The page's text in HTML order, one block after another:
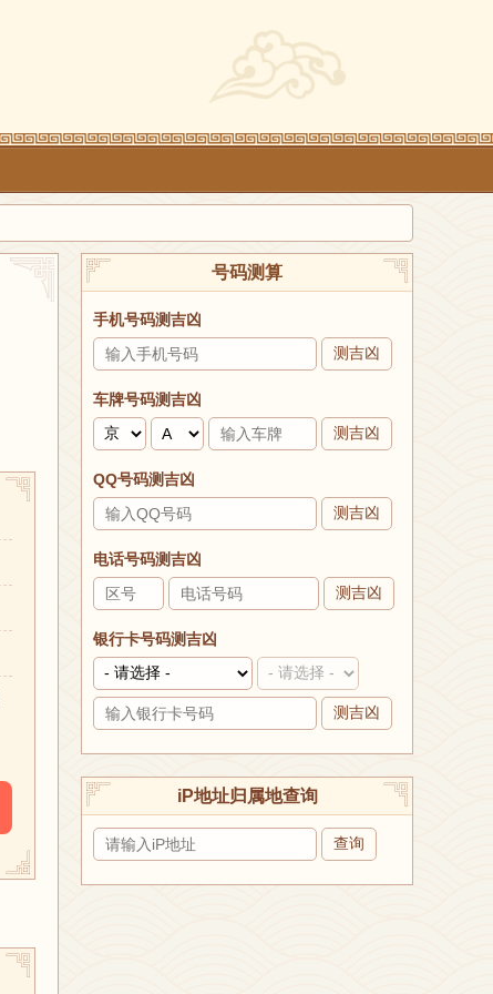
号码测算
手机号码测吉凶
测吉凶
车牌号码测吉凶
测吉凶
QQ号码测吉凶
测吉凶
电话号码测吉凶
测吉凶
银行卡号码测吉凶
测吉凶
iP地址归属地查询
查询